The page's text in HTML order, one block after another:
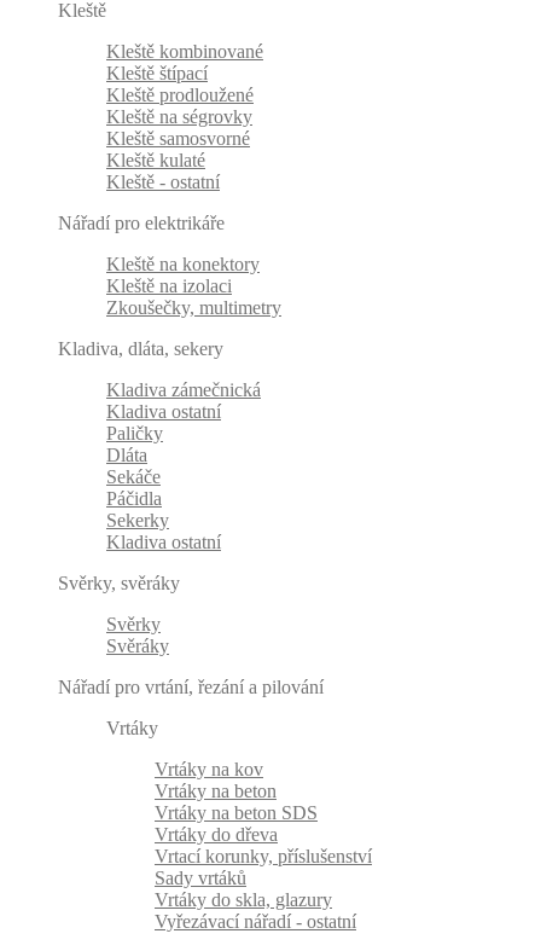
Kleště
Kleště kombinované
Kleště štípací
Kleště prodloužené
Kleště na ségrovky
Kleště samosvorné
Kleště kulaté
Kleště - ostatní
Nářadí pro elektrikáře
Kleště na konektory
Kleště na izolaci
Zkoušečky, multimetry
Kladiva, dláta, sekery
Kladiva zámečnická
Kladiva ostatní
Paličky
Dláta
Sekáče
Páčidla
Sekerky
Kladiva ostatní
Svěrky, svěráky
Svěrky
Svěráky
Nářadí pro vrtání, řezání a pilování
Vrtáky
Vrtáky na kov
Vrtáky na beton
Vrtáky na beton SDS
Vrtáky do dřeva
Vrtací korunky, příslušenství
Sady vrtáků
Vrtáky do skla, glazury
Vyřezávací nářadí - ostatní